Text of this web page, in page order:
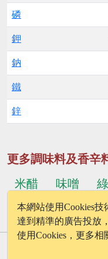
磷
鉀
鈉
鐵
鋅
更多調味料及香辛
米醋
味噌
蕃茄義大利麵醬
©
本網站使用Cookies
達到精準的廣告投放
使用Cookies，更多相